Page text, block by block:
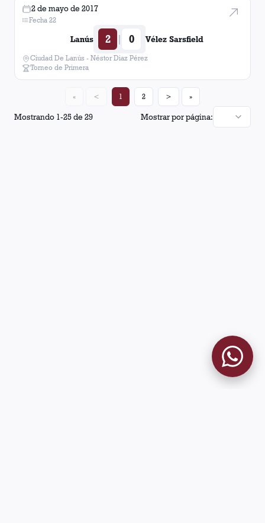
2 de mayo de 2017
Fecha 22
Lanús 2 | 0 Vélez Sarsfield
Ciudad De Lanús - Néstor Diaz Pérez
Torneo de Primera
Mostrando 1-25de29 Mostrar por página:
« < 1 2 > »